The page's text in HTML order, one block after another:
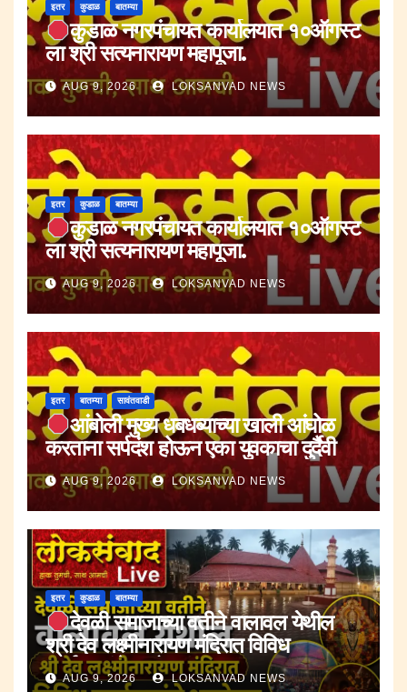
इतर कुडाळ बातम्या
कुडाळ नगरपंचायत कार्यालयात १०ऑगस्ट
ला श्री सत्यनारायण महापूजा.
AUG 9, 2026 LOKSANVAD NEWS
इतर कुडाळ बातम्या
कुडाळ नगरपंचायत कार्यालयात १०ऑगस्ट
ला श्री सत्यनारायण महापूजा.
AUG 9, 2026 LOKSANVAD NEWS
इतर बातम्या सावंतवाडी
आंबोली मुख्य धबधब्याच्या खाली आंघोळ
करताना सर्पदंश होऊन एका युवकाचा दुर्दैवी
मृत्यू.AUG 9, 2026 LOKSANVAD NEWS
इतर कुडाळ बातम्या
देवळी समाजाच्या वतीने वालावल येथील
श्री देव लक्ष्मीनारायण मंदिरात विविध
कार्यक्रमांचे आयोजन.
AUG 9, 2026 LOKSANVAD NEWS